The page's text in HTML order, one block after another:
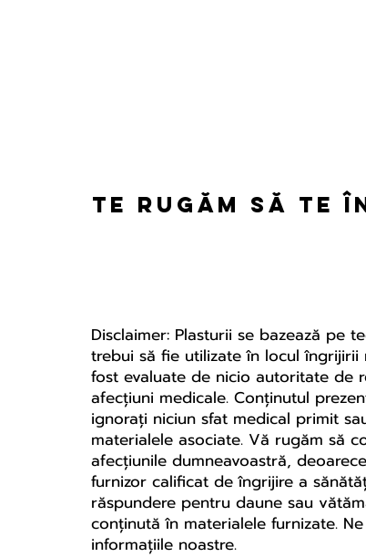
Te rugăm să te
Disclaimer: Plasturii se bazează pe
trebui să fie utilizate în locul îngrijirii
fost evaluate de nicio autoritate de
afecțiuni medicale. Conținutul
ignorați niciun sfat medical primit
materialele asociate. Vă rugăm să
afecțiunile dumneavoastră,
furnizor calificat de îngrijire a
răspundere pentru daune sau
conținută în materialele furnizate.
informațiile noastre.